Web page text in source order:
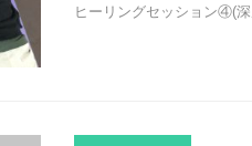
ヒーリングセッション④(